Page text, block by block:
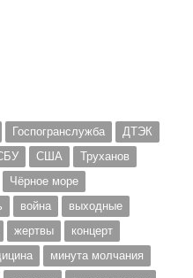
Госпогранслужба
ДТЭК
США
Труханов
Чёрное море
война
выходные
жертвы
концерт
минута молчания